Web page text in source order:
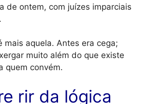
de ontem, com juízes imparciais
mais aquela. Antes era cega;
muito além do que existe
quem convém.
rir da lógica